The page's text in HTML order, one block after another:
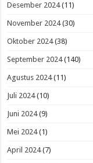
Desember 2024(11)
November 2024(30)
Oktober 2024(38)
September 2024(140)
Agustus 2024(11)
Juli 2024(10)
Juni 2024(9)
Mei 2024(1)
April 2024(7)